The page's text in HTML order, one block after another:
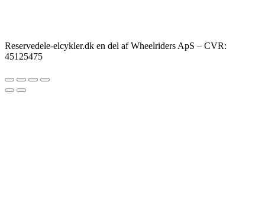
Reservedele-elcykler.dk en del af Wheelriders ApS – CVR:
45125475